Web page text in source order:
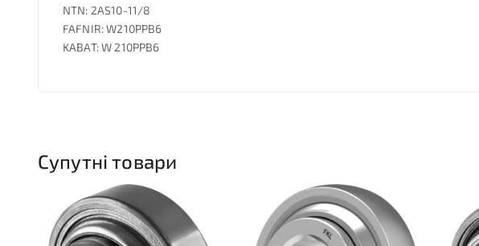
NTN: 2AS10-11/8
FAFNIR: W210PPB6
KABAT: W 210PPB6
Супутні товари